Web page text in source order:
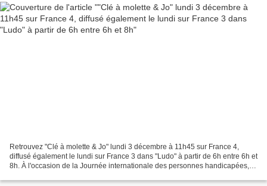
Retrouvez "Clé à molette & Jo" lundi 3 décembre à 11h45 sur France 4,
diffusé également le lundi sur France 3 dans "Ludo" à partir de 6h entre 6h et
8h. À l'occasion de la Journée internationale des personnes handicapées, le